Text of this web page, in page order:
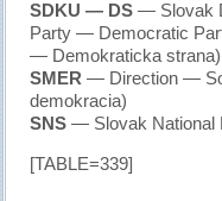
SDKU — DS — Slovak
Party — Democratic
— Demokraticka strana)
SMER — Direction —
demokracia)
SNS — Slovak National
[TABLE=339]